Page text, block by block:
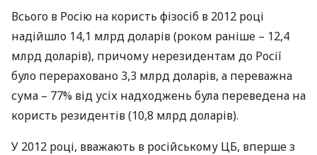
Всього в Росію на користь фізосіб в 2012 році
надійшло 14,1 млрд доларів (роком раніше – 12,4
млрд доларів), причому нерезидентам до Росії
було перераховано 3,3 млрд доларів, а переважна
сума – 77% від усіх надходжень була переведена на
користь резидентів (10,8 млрд доларів).
У 2012 році, вважають в російському ЦБ, вперше з